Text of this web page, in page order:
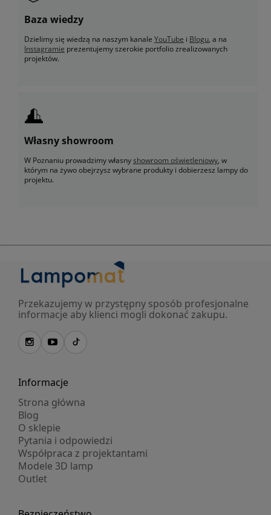
Baza wiedzy
Dzielimy się wiedzą na naszym kanale YouTube i Blogu, a na
Instagramie prezentujemy szerokie portfolio zrealizowanych
projektów.
Własny showroom
W Poznaniu prowadzimy własnyshowroom oświetleniowy, w
którym na żywo obejrzysz wybrane produkty i dobierzesz lampy do
projektu.
Przekazujemy w przystępny sposób profesjonalne
informacje aby klienci mogli dokonać zakupu.
Informacje
Strona główna
Blog
O sklepie
Pytania i odpowiedzi
Współpraca z projektantami
Modele 3D lamp
Outlet